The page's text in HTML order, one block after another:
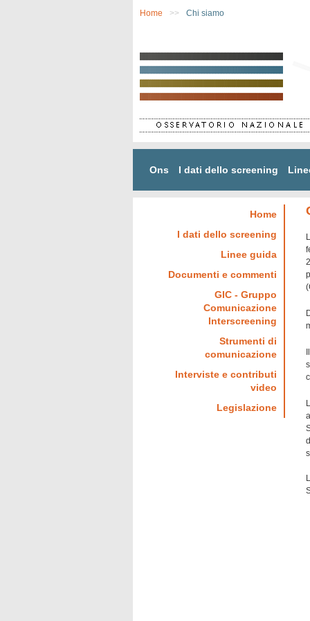
Home >> Chi siamo
Ons I dati dello screening
Home
I dati dello screening
Linee guida
Documenti e commenti
GIC - Gruppo
Comunicazione
Interscreening
Strumenti di
comunicazione
Interviste e contributi
video
Legislazione